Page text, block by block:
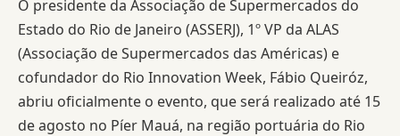
O presidente da Associação de Supermercados do
Estado do Rio de Janeiro (ASSERJ), 1º VP da ALAS
(Associação de Supermercados das Américas) e
cofundador do Rio Innovation Week, Fábio Queiróz,
abriu oficialmente o evento, que será realizado até 15
de agosto no Píer Mauá, na região portuária do Rio